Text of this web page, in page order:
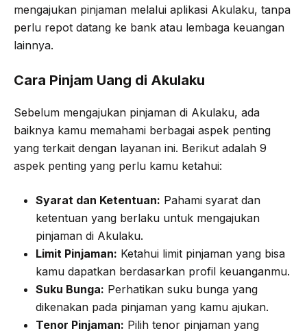
mengajukan pinjaman melalui aplikasi Akulaku, tanpa
perlu repot datang ke bank atau lembaga keuangan
lainnya.
Cara Pinjam Uang di Akulaku
Sebelum mengajukan pinjaman di Akulaku, ada
baiknya kamu memahami berbagai aspek penting
yang terkait dengan layanan ini. Berikut adalah 9
aspek penting yang perlu kamu ketahui:
Syarat dan Ketentuan: Pahami syarat dan
ketentuan yang berlaku untuk mengajukan
pinjaman di Akulaku.
Limit Pinjaman: Ketahui limit pinjaman yang bisa
kamu dapatkan berdasarkan profil keuanganmu.
Suku Bunga: Perhatikan suku bunga yang
dikenakan pada pinjaman yang kamu ajukan.
Tenor Pinjaman: Pilih tenor pinjaman yang